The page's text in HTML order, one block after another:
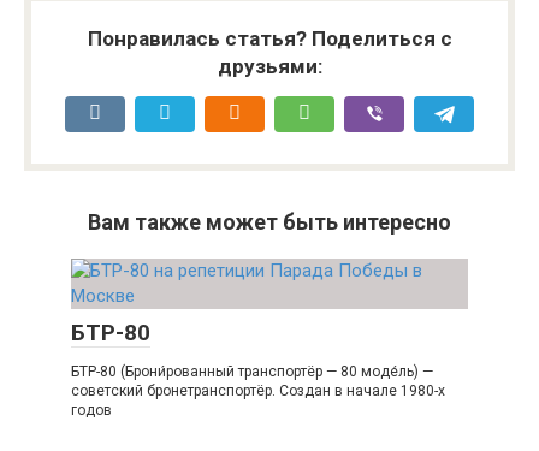
Понравилась статья? Поделиться с
друзьями:
Вам также может быть интересно
БТР-80
БТР-80 (Брони́рованный транспортёр — 80 моде́ль) —
советский бронетранспортёр. Создан в начале 1980-х
годов